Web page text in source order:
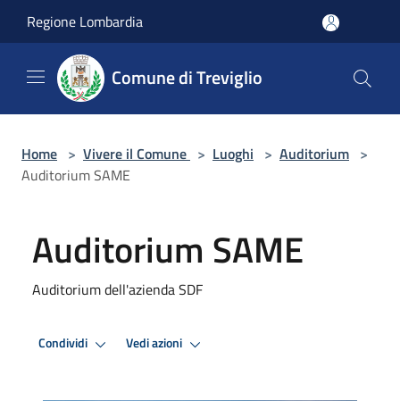
Regione Lombardia
Comune di Treviglio
Home > Vivere il Comune > Luoghi > Auditorium >
Auditorium SAME
Auditorium SAME
Auditorium dell'azienda SDF
Condividi Vedi azioni